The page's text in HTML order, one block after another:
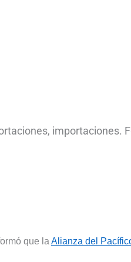
importaciones.
que la Alianza del